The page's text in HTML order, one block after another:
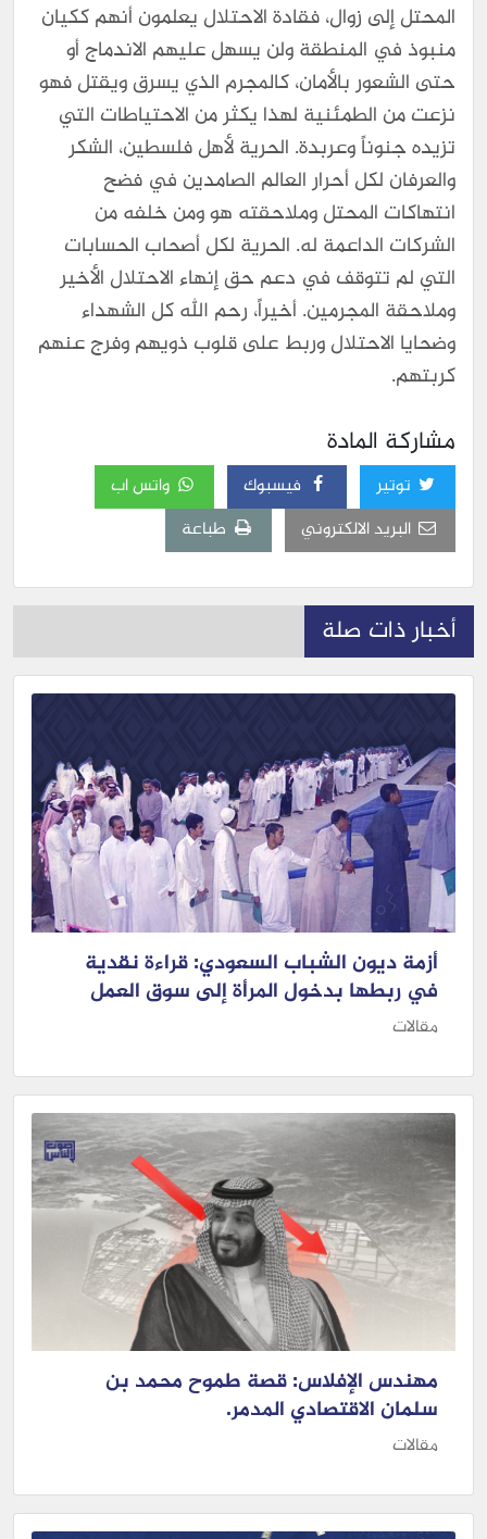
المحتل إلى زوال، فقادة الاحتلال يعلمون أنهم ككيان
منبوذ في المنطقة ولن يسهل عليهم الاندماج أو
حتى الشعور بالأمان، كالمجرم الذي يسرق ويقتل فهو
نزعت من الطمئنية لهذا يكثر من الاحتياطات التي
تزيده جنوناً وعربدة. الحرية لأهل فلسطين، الشكر
والعرفان لكل أحرار العالم الصامدين في فضح
انتهاكات المحتل وملاحقته هو ومن خلفه من
الشركات الداعمة له. الحرية لكل أصحاب الحسابات
التي لم تتوقف في دعم حق إنهاء الاحتلال الأخير
وملاحقة المجرمين. أخيراً، رحم الله كل الشهداء
وضحايا الاحتلال وربط على قلوب ذويهم وفرج عنهم
كربتهم.
مشاركة المادة
توتير فيسبوك
واتس اب
البريد الالكتروني
طباعة
أخبار ذات صلة
أزمة ديون الشباب السعودي: قراءة نقدية
في ربطها بدخول المرأة إلى سوق العمل
مقالات
مهندس الإفلاس: قصة طموح محمد بن
سلمان الاقتصادي المدمر.
مقالات